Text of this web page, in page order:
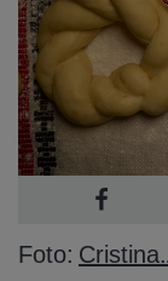
Foto: